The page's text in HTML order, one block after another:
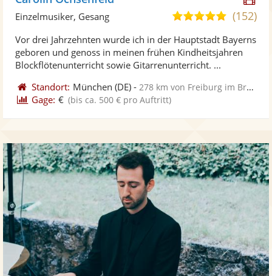
5,0
5
(152)
Einzelmusiker, Gesang
Vor drei Jahrzehnten wurde ich in der Hauptstadt Bayerns
geboren und genoss in meinen frühen Kindheitsjahren
Blockflötenunterricht sowie Gitarrenunterricht. ...
Standort: München (DE) - 278 km von Freiburg im Breisgau
Gage: € (bis ca. 500 € pro Auftritt)